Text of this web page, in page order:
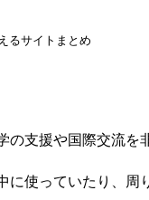
るサイトまとめ
の支援や国際交流を
に使っていたり、周